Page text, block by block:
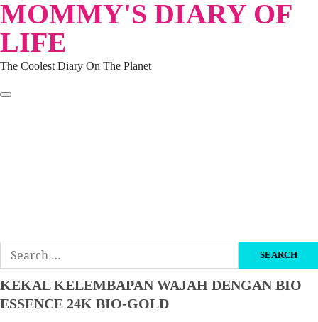
Skip
to
content
MOMMY'S DIARY OF
LIFE
The Coolest Diary On The Planet
Search
for:
KEKAL KELEMBAPAN WAJAH DENGAN BIO
ESSENCE 24K BIO-GOLD